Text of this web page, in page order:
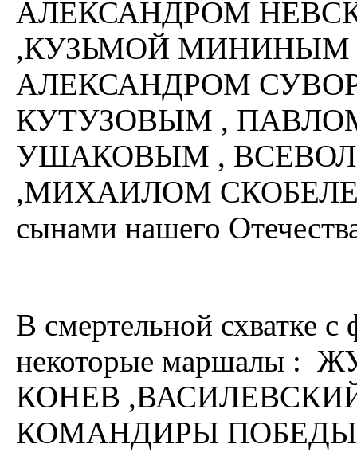
АЛЕКСАНДРОМ
,КУЗЬМОЙ
АЛЕКСАНДРОМ
КУТУЗОВЫМ ,
УШАКОВЫМ ,
,МИХАИЛОМ
сынами нашего
В смертельной схватке
некоторые маршалы
КОНЕВ ,ВАСИЛЕВСКИЙ
КОМАНДИРЫ ПОБЕДЫ